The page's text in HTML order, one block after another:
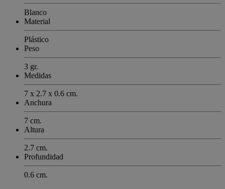
Blanco
Material
Plástico
Peso
3 gr.
Medidas
7 x 2.7 x 0.6 cm.
Anchura
7 cm.
Altura
2.7 cm.
Profundidad
0.6 cm.